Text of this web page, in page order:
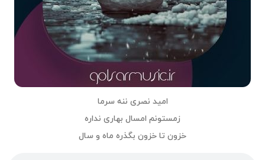
امید نصری ننه سرما
زمستونم امسال بهاری نداره
خزون تا خزون بگذره ماه و سال